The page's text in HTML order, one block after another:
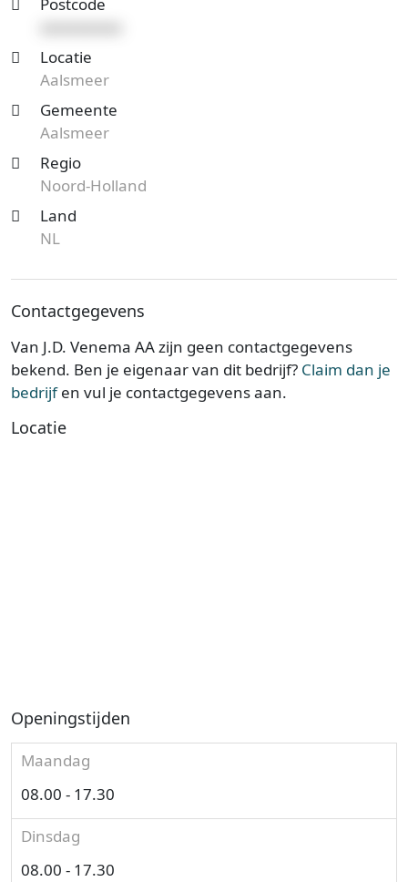
Locatie
Aalsmeer
Gemeente
Aalsmeer
Regio
Noord-Holland
Land
NL
Contactgegevens
Van J.D. Venema AA zijn geen contactgegevens
bekend. Ben je eigenaar van dit bedrijf? Claim dan je
bedrijfen vul je contactgegevens aan.
Locatie
Openingstijden
Maandag
08.00 - 17.30
Dinsdag
08.00 - 17.30